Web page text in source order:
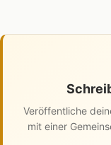
Veröffentliche
mit einer